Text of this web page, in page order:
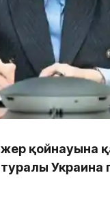
қойнауына